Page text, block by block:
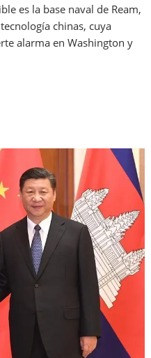
es la base naval de Ream,
chinas, cuya
alarma en Washington y